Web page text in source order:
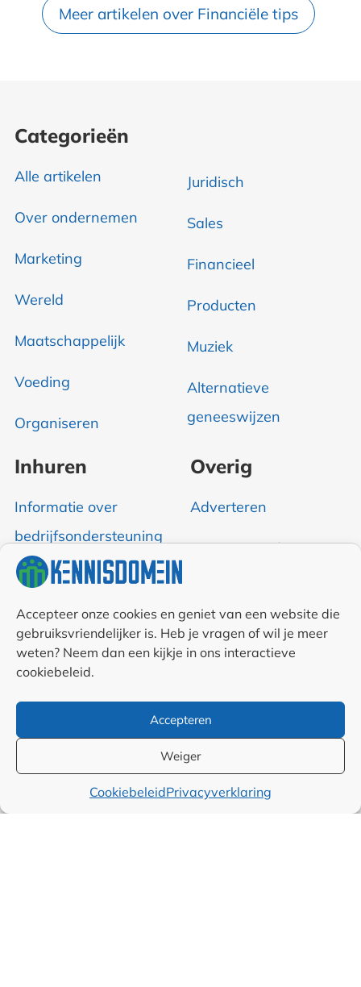
Accepteer onze cookies en geniet van een website die
gebruiksvriendelijker is. Heb je vragen of wil je meer
weten? Neem dan een kijkje in ons interactieve
cookiebeleid.
Accepteren
Weiger
CookiebeleidPrivacyverklaring
Meer artikelen over Financiële tips
Categorieën
Alle artikelen
Over ondernemen
Marketing
Wereld
Maatschappelijk
Voeding
Organiseren
Juridisch
Sales
Financieel
Producten
Muziek
Alternatieve
geneeswijzen
Inhuren
Informatie over
bedrijfsondersteuning
Overig
Adverteren
Over Kennisdomein
RSS & Nieuwsfeed
linkpartners
Algemene